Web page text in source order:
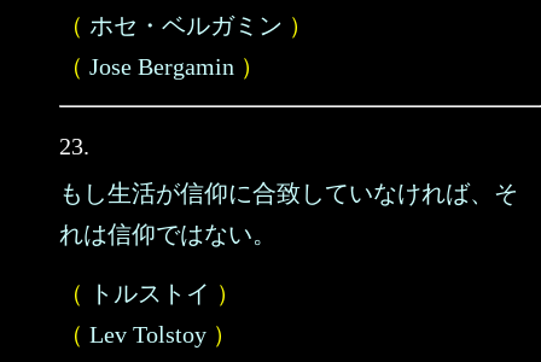
（ ホセ・ベルガミン ）
（ Jose Bergamin ）
23.
もし生活が信仰に合致していなければ、そ
れは信仰ではない。
（ トルストイ ）
（ Lev Tolstoy ）